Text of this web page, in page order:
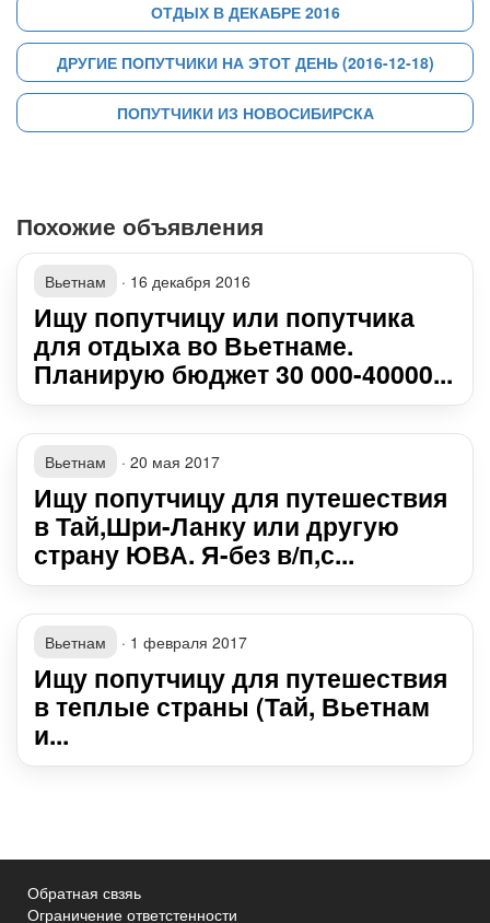
ОТДЫХ В ДЕКАБРЕ 2016
ДРУГИЕ ПОПУТЧИКИ НА ЭТОТ ДЕНЬ (2016-12-18)
ПОПУТЧИКИ ИЗ НОВОСИБИРСКА
Похожие объявления
Вьетнам · 16 декабря 2016
Ищу попутчицу или попутчика
для отдыха во Вьетнаме.
Планирую бюджет 30 000-40000...
Вьетнам · 20 мая 2017
Ищу попутчицу для путешествия
в Тай,Шри-Ланку или другую
страну ЮВА. Я-без в/п,с...
Вьетнам · 1 февраля 2017
Ищу попутчицу для путешествия
в теплые страны (Тай, Вьетнам
и...
Обратная свзяь
Ограничение ответстенности